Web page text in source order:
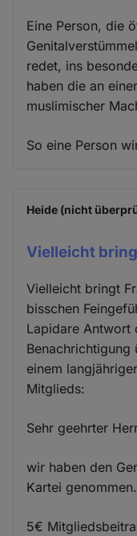
Eine Person, die
redet, ins
haben die an
muslimischer
So eine Person
Heide (nicht
Vielleicht
Vielleicht bringt
bisschen
Lapidare Antwort
Benachrichtigung
einem
Mitglieds:
Sehr geehrter
wir haben den
Kartei genommen.
5€